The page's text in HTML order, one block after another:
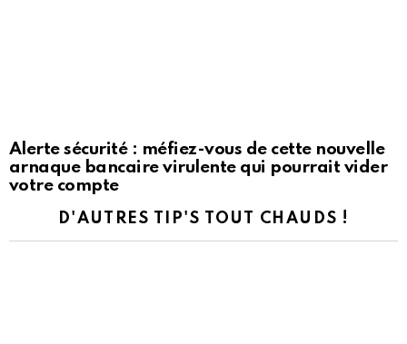
Alerte sécurité : méfiez-vous de cette nouvelle
arnaque bancaire virulente qui pourrait vider
votre compte
D'AUTRES TIP'S TOUT CHAUDS !